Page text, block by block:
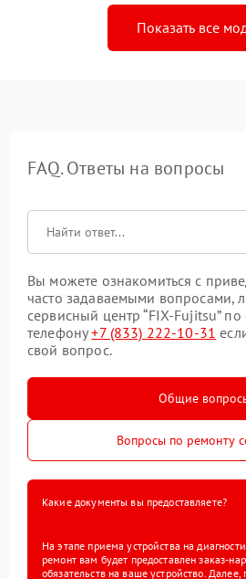
Показать все
FAQ. Ответы на вопросы
Вы можете ознакомиться с
часто задаваемыми вопросами,
сервисный центр “FIX-Fujitsu”
телефону+7 (833) 222-10-31
свой вопрос.
Общие
Вопросы по ремонту
Какие документы вы предоставляете?
На этапе приема устройства на
ремонт вам будет предоставлен заказ-
обязательств на ваше устройство.